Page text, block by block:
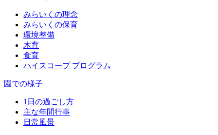
みらいくの理念
みらいくの保育
環境整備
木育
食育
ハイスコープ プログラム
園での様子
1日の過ごし方
主な年間行事
日常風景